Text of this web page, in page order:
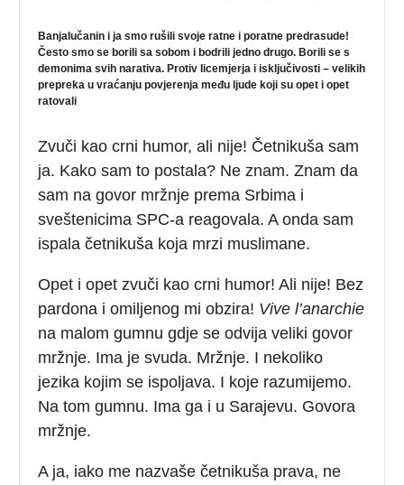
Banjalučanin i ja smo rušili svoje ratne i poratne predrasude!
Često smo se borili sa sobom i bodrili jedno drugo. Borili se s
demonima svih narativa. Protiv licemjerja i isključivosti – velikih
prepreka u vraćanju povjerenja među ljude koji su opet i opet
ratovali
Zvuči kao crni humor, ali nije! Četnikuša sam
ja. Kako sam to postala? Ne znam. Znam da
sam na govor mržnje prema Srbima i
sveštenicima SPC-a reagovala. A onda sam
ispala četnikuša koja mrzi muslimane.
Opet i opet zvuči kao crni humor! Ali nije! Bez
pardona i omiljenog mi obzira! Vive l’anarchie
na malom gumnu gdje se odvija veliki govor
mržnje. Ima je svuda. Mržnje. I nekoliko
jezika kojim se ispoljava. I koje razumijemo.
Na tom gumnu. Ima ga i u Sarajevu. Govora
mržnje.
A ja, iako me nazvaše četnikuša prava, ne